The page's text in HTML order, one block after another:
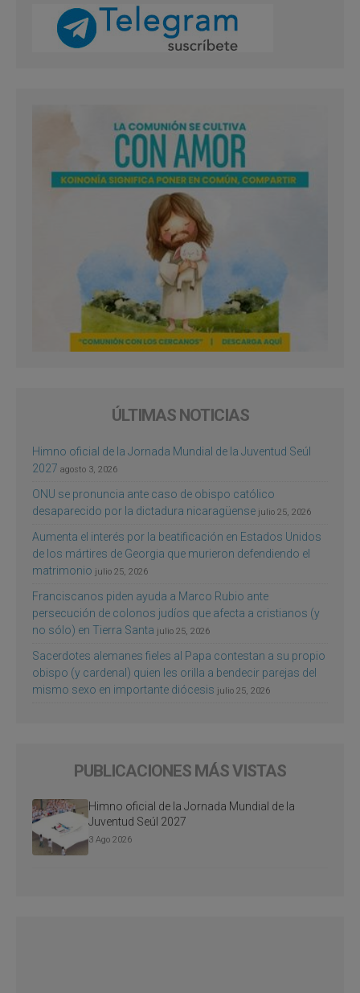
ÚLTIMAS NOTICIAS
Himno oficial de la Jornada Mundial de la Juventud Seúl
2027 agosto 3, 2026
ONU se pronuncia ante caso de obispo católico
desaparecido por la dictadura nicaragüense julio 25, 2026
Aumenta el interés por la beatificación en Estados Unidos
de los mártires de Georgia que murieron defendiendo el
matrimonio julio 25, 2026
Franciscanos piden ayuda a Marco Rubio ante
persecución de colonos judíos que afecta a cristianos (y
no sólo) en Tierra Santa julio 25, 2026
Sacerdotes alemanes fieles al Papa contestan a su propio
obispo (y cardenal) quien les orilla a bendecir parejas del
mismo sexo en importante diócesis julio 25, 2026
PUBLICACIONES MÁS VISTAS
Himno oficial de la Jornada Mundial de la
Juventud Seúl 2027
3 Ago 2026